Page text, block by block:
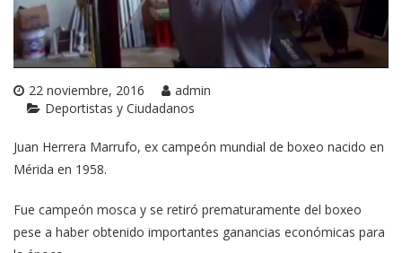
22 noviembre, 2016
admin
Deportistas y Ciudadanos
Juan Herrera Marrufo, ex campeón mundial de boxeo nacido en
Mérida en 1958.
Fue campeón mosca y se retiró prematuramente del boxeo
pese a haber obtenido importantes ganancias económicas para